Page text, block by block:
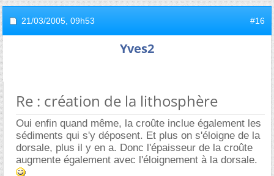
21/03/2005, 09h53 #16
Yves2
Re : création de la lithosphère
Oui enfin quand même, la croûte inclue également les
sédiments qui s'y déposent. Et plus on s'éloigne de la
dorsale, plus il y en a. Donc l'épaisseur de la croûte
augmente également avec l'éloignement à la dorsale.